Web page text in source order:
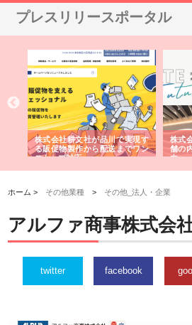
プレスリリースポータル
株式会社耕文社が品川で実現す
る販促物製作から配送までワン
ストップ対応
株式
舗の
由
ホーム > その他業種 > その他_法人・企業
アルファ商事株式会
twitter facebook